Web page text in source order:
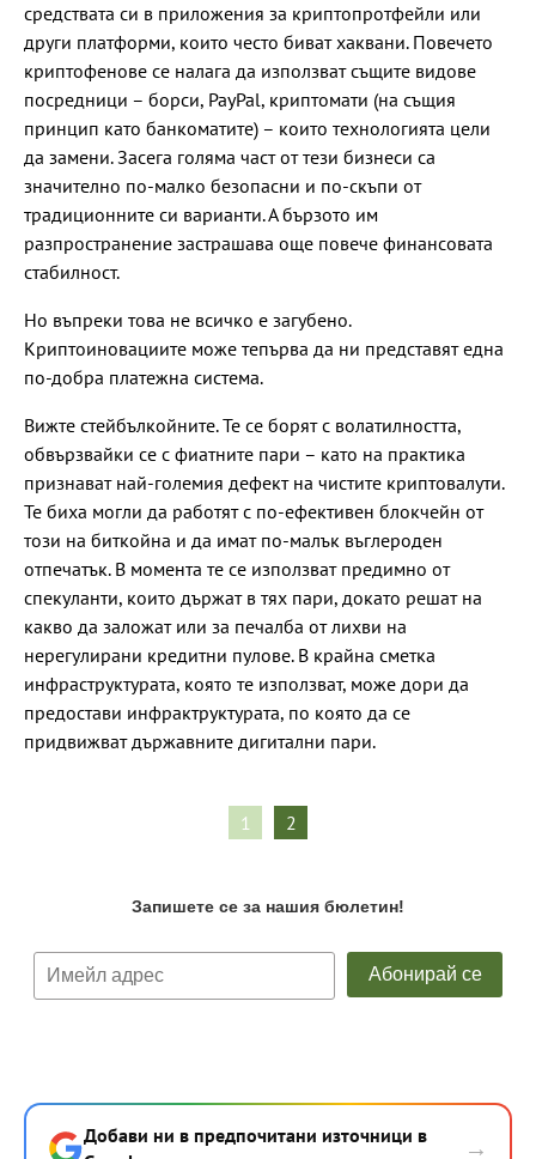
средствата си в приложения за криптопротфейли или
други платформи, които често биват хаквани. Повечето
криптофенове се налага да използват същите видове
посредници – борси, PayPal, криптомати (на същия
принцип като банкоматите) – които технологията цели
да замени. Засега голяма част от тези бизнеси са
значително по-малко безопасни и по-скъпи от
традиционните си варианти. А бързото им
разпространение застрашава още повече финансовата
стабилност.
Но въпреки това не всичко е загубено.
Криптоиновациите може тепърва да ни представят една
по-добра платежна система.
Вижте стейбълкойните. Те се борят с волатилността,
обвързвайки се с фиатните пари – като на практика
признават най-големия дефект на чистите криптовалути.
Те биха могли да работят с по-ефективен блокчейн от
този на биткойна и да имат по-малък въглероден
отпечатък. В момента те се използват предимно от
спекуланти, които държат в тях пари, докато решат на
какво да заложат или за печалба от лихви на
нерегулирани кредитни пулове. В крайна сметка
инфраструктурата, която те използват, може дори да
предостави инфрактруктурата, по която да се
придвижват държавните дигитални пари.
1 2
Добави ни в предпочитани източници в
→